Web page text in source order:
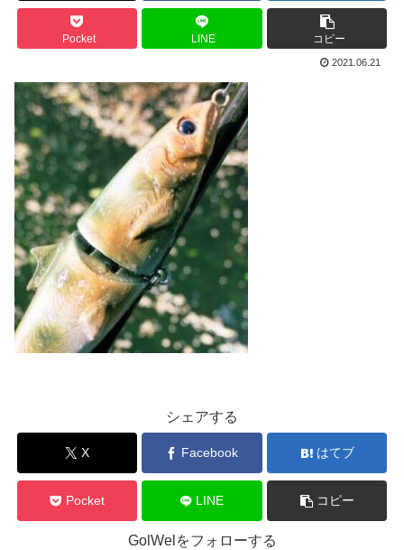
Pocket LINE コピー
2021.06.21
シェアする
X Facebook はてブ
Pocket LINE コピー
GolWelをフォローする